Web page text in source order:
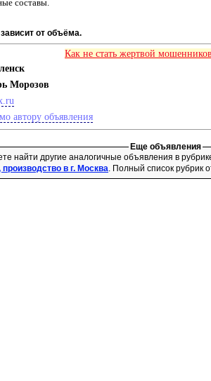
составы.
от объёма.
Как не стать жертвой
Морозов
автору объявления
Еще объявления
найти другие аналогичные объявления в
в г. Москва. Полный список рубрик